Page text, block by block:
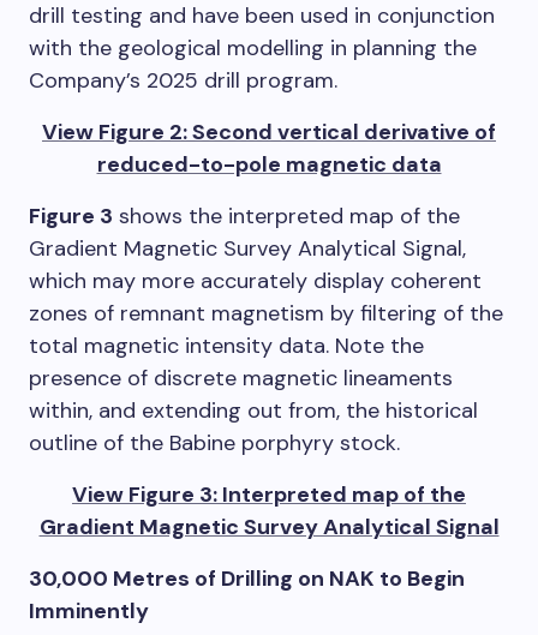
drill testing and have been used in conjunction
with the geological modelling in planning the
Company’s 2025 drill program.
View Figure 2: Second vertical derivative of
reduced-to-pole magnetic data
Figure 3 shows the interpreted map of the
Gradient Magnetic Survey Analytical Signal,
which may more accurately display coherent
zones of remnant magnetism by filtering of the
total magnetic intensity data. Note the
presence of discrete magnetic lineaments
within, and extending out from, the historical
outline of the Babine porphyry stock.
View Figure 3: Interpreted map of the
Gradient Magnetic Survey Analytical Signal
30,000 Metres of Drilling on NAK to Begin
Imminently